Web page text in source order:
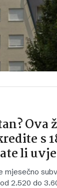
Ova
s
li
mjesečno
2.520 do